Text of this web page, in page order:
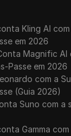
Kling AI
em 2026
Magnific AI
Passe em 2026
com a
(Guia 2026)
Suno com a
Gamma